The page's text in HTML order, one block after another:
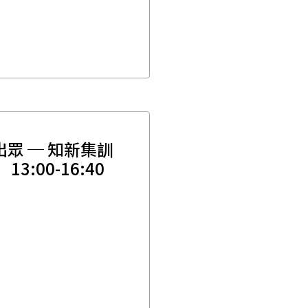
眾 ─ 知新集訓
13:00-16:40